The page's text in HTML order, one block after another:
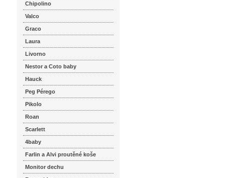
Chipolino
Valco
Graco
Laura
Livorno
Nestor a Coto baby
Hauck
Peg Pérego
Pikolo
Roan
Scarlett
4baby
Farlin a Alvi proutěné koše
Monitor dechu